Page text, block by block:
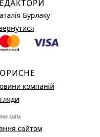
Бурлаку
компаній
сайтом